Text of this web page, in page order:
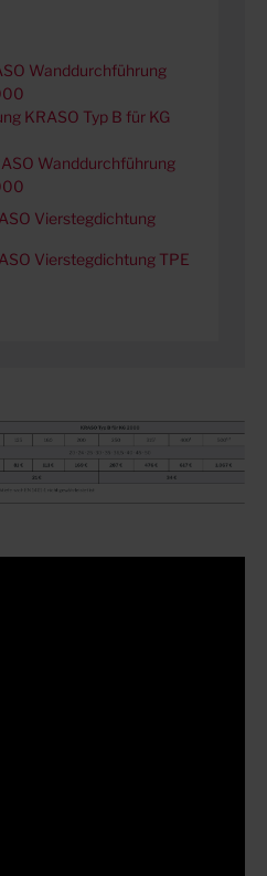
Wanddurchführung
KRASO Typ B für KG
Wanddurchführung
Vierstegdichtung
Vierstegdichtung TPE